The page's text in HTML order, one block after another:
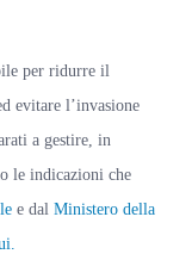
per ridurre il
evitare l’invasione
a gestire, in
le indicazioni che
e dal Ministero della